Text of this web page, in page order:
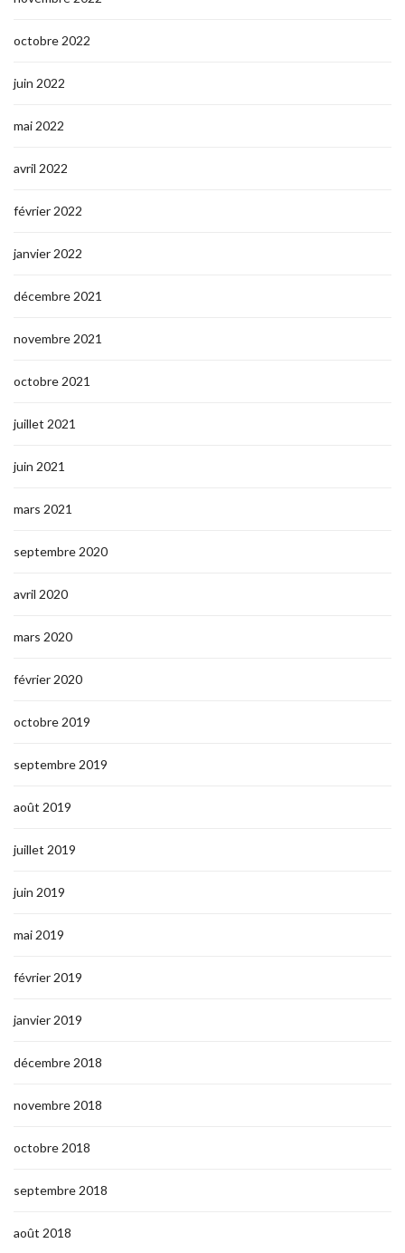
octobre 2022
juin 2022
mai 2022
avril 2022
février 2022
janvier 2022
décembre 2021
novembre 2021
octobre 2021
juillet 2021
juin 2021
mars 2021
septembre 2020
avril 2020
mars 2020
février 2020
octobre 2019
septembre 2019
août 2019
juillet 2019
juin 2019
mai 2019
février 2019
janvier 2019
décembre 2018
novembre 2018
octobre 2018
septembre 2018
août 2018